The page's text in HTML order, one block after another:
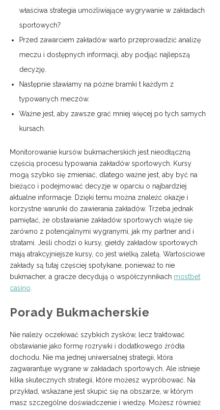
właściwa strategia umożliwiające wygrywanie w zakładach
sportowych?
Przed zawarciem zakładów warto przeprowadzić analizę
meczu i dostępnych informacji, aby podjąć najlepszą
decyzję.
Następnie stawiamy na późne bramki t każdym z
typowanych meczów.
Ważne jest, aby zawsze grać mniej więcej po tych samych
kursach.
Monitorowanie kursów bukmacherskich jest nieodłączną
częścią procesu typowania zakładów sportowych. Kursy
mogą szybko się zmieniać, dlatego ważne jest, aby być na
bieżąco i podejmować decyzje w oparciu o najbardziej
aktualne informacje. Dzięki temu można znaleźć okazje i
korzystne warunki do zawierania zakładów. Trzeba jednak
pamiętać, że obstawianie zakładów sportowych wiąże się
zarówno z potencjalnymi wygranymi, jak my partner and i
stratami. Jeśli chodzi o kursy, giełdy zakładów sportowych
mają atrakcyjniejsze kursy, co jest wielką zaletą. Wartościowe
zakłady są tutaj częściej spotykane, ponieważ to nie
bukmacher, a gracze decydują o współczynnikach mostbet
casino.
Porady Bukmacherskie
Nie należy oczekiwać szybkich zysków, lecz traktować
obstawianie jako formę rozrywki i dodatkowego źródła
dochodu. Nie ma jednej uniwersalnej strategii, która
zagwarantuje wygrane w zakładach sportowych. Ale istnieje
kilka skutecznych strategii, które możesz wypróbować. Na
przykład, wskazane jest skupić się na obszarze, w którym
masz szczególne doświadczenie i wiedzę. Możesz również